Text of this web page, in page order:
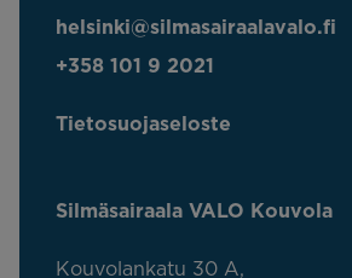
helsinki@silmasairaalavalo.fi
+358 101 9 2021
Tietosuojaseloste
Silmäsairaala VALO Kouvola
Kouvolankatu 30 A,